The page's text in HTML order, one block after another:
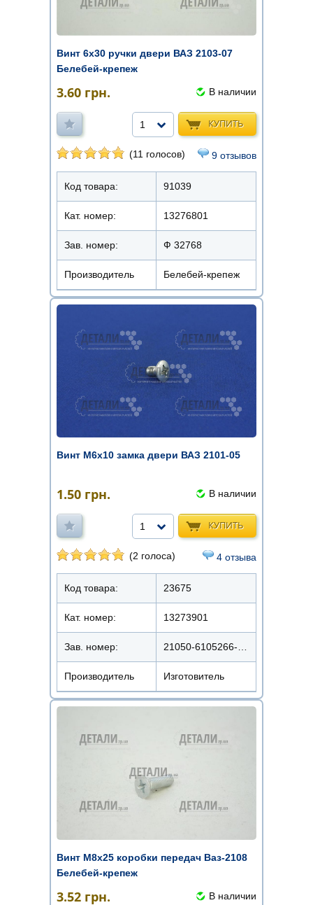
Винт 6х30 ручки двери ВАЗ 2103-07
Белебей-крепеж
3.60 грн. В наличии
КУПИТЬ
1
(11 голосов) 9 отзывов
Код товара: 91039
Кат. номер: 13276801
Зав. номер: Ф 32768
Производитель Белебей-крепеж
Винт М6х10 замка двери ВАЗ 2101-05
1.50 грн. В наличии
КУПИТЬ
1
(2 голоса) 4 отзыва
Код товара: 23675
Кат. номер: 13273901
Зав. номер: 21050-6105266-008
Производитель Изготовитель
Винт М8х25 коробки передач Ваз-2108
Белебей-крепеж
3.52 грн. В наличии